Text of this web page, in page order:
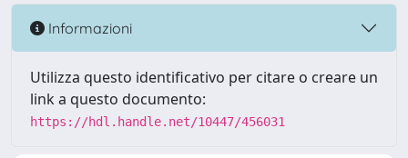
Informazioni
Utilizza questo identificativo per citare o creare un
link a questo documento:
https://hdl.handle.net/10447/456031